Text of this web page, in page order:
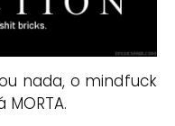
nada, o mindfuck